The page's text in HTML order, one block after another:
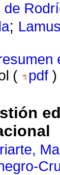
de
;
(
pdf )